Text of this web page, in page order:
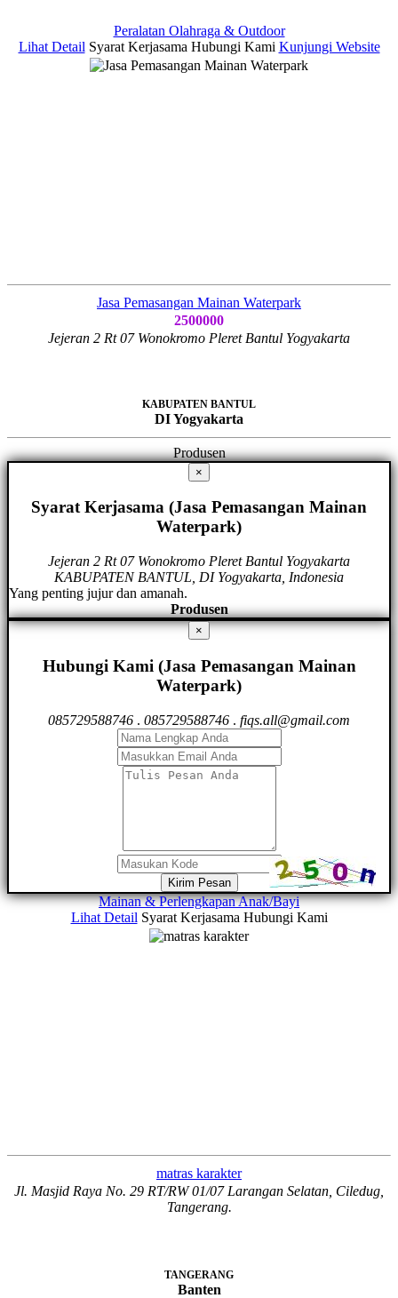
Peralatan Olahraga & Outdoor
Lihat Detail Syarat Kerjasama Hubungi Kami Kunjungi Website
Jasa Pemasangan Mainan Waterpark
2500000
Jejeran 2 Rt 07 Wonokromo Pleret Bantul Yogyakarta
KABUPATEN BANTUL
DI Yogyakarta
Produsen
×
Syarat Kerjasama (Jasa Pemasangan Mainan
Waterpark)
Jejeran 2 Rt 07 Wonokromo Pleret Bantul Yogyakarta
KABUPATEN BANTUL, DI Yogyakarta, Indonesia
Yang penting jujur dan amanah.
Produsen
×
Hubungi Kami (Jasa Pemasangan Mainan
Waterpark)
085729588746 . 085729588746 . fiqs.all@gmail.com
Kirim Pesan
Mainan & Perlengkapan Anak/Bayi
Lihat Detail Syarat Kerjasama Hubungi Kami
matras karakter
Jl. Masjid Raya No. 29 RT/RW 01/07 Larangan Selatan, Ciledug,
Tangerang.
TANGERANG
Banten